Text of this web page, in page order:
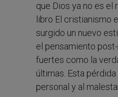
que Dios ya no es
libro El cristianismo
surgido un nuevo
el pensamiento
fuertes como la
últimas. Esta
personal y al